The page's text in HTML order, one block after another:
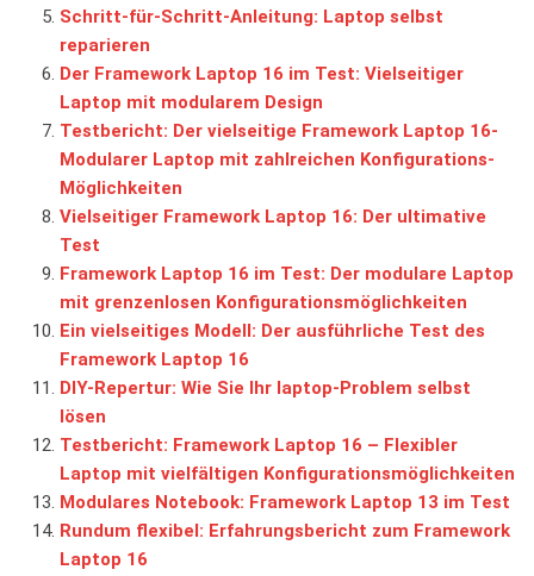
Schritt-für-Schritt-Anleitung: Laptop selbst
reparieren
Der Framework Laptop 16 im Test: Vielseitiger
Laptop mit modularem Design
Testbericht: Der vielseitige Framework Laptop 16-
Modularer Laptop mit zahlreichen Konfigurations-
Möglichkeiten
Vielseitiger Framework Laptop 16: Der ultimative
Test
Framework Laptop 16 im Test: Der modulare Laptop
mit grenzenlosen Konfigurationsmöglichkeiten
Ein vielseitiges Modell: Der ausführliche Test des
Framework Laptop 16
DIY-Repertur: Wie Sie Ihr laptop-Problem selbst
lösen
Testbericht: Framework Laptop 16 – Flexibler
Laptop mit vielfältigen Konfigurationsmöglichkeiten
Modulares Notebook: Framework Laptop 13 im Test
Rundum flexibel: Erfahrungsbericht zum Framework
Laptop 16